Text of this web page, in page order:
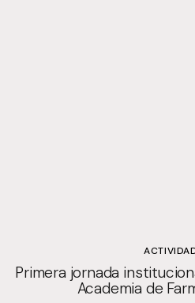
Primera jornada
Academia de